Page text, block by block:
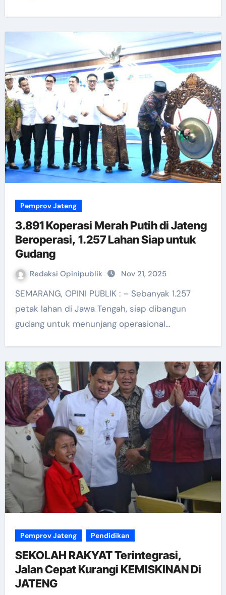
Pemprov Jateng
3.891 Koperasi Merah Putih di Jateng
Beroperasi, 1.257 Lahan Siap untuk
Gudang
Redaksi Opinipublik Nov 21, 2025
SEMARANG, OPINI PUBLIK : – Sebanyak 1.257
petak lahan di Jawa Tengah, siap dibangun
gudang untuk menunjang operasional…
Pemprov Jateng Pendidikan
SEKOLAH RAKYAT Terintegrasi,
Jalan Cepat Kurangi KEMISKINAN Di
JATENG